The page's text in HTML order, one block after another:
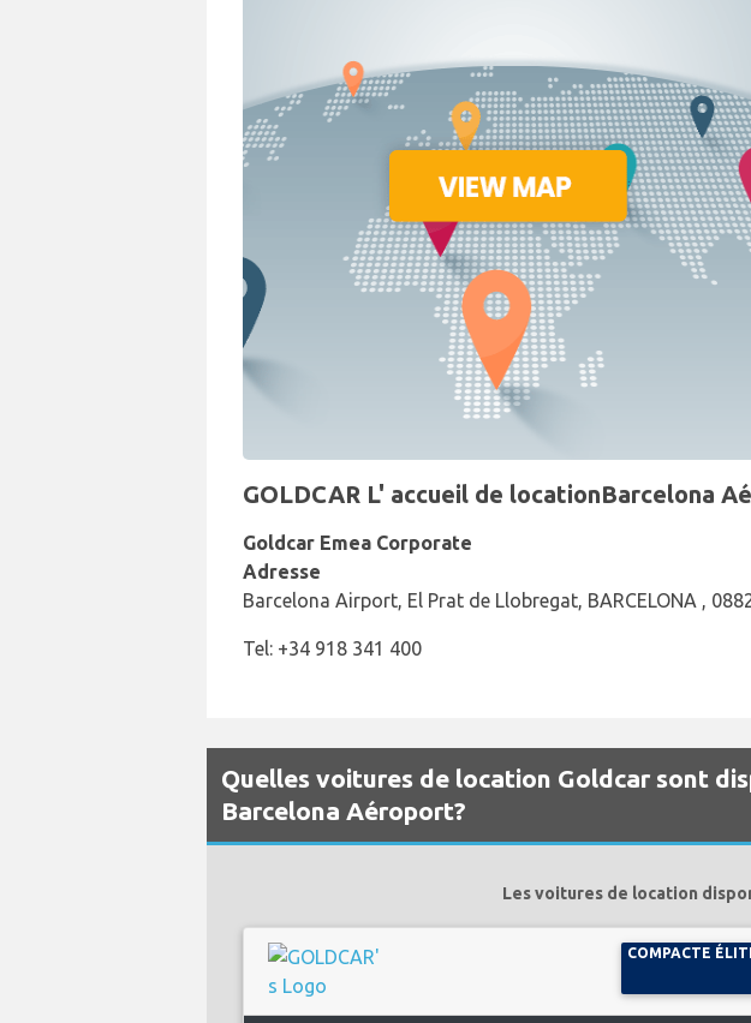
GOLDCAR L' accueil de locationBarcelona
Goldcar Emea Corporate
Adresse
Barcelona Airport, El Prat de Llobregat, BARCELONA ,
Tel: +34 918 341 400
Quelles voitures de location Goldcar sont
Barcelona Aéroport?
Les voitures de location
COMPACTE